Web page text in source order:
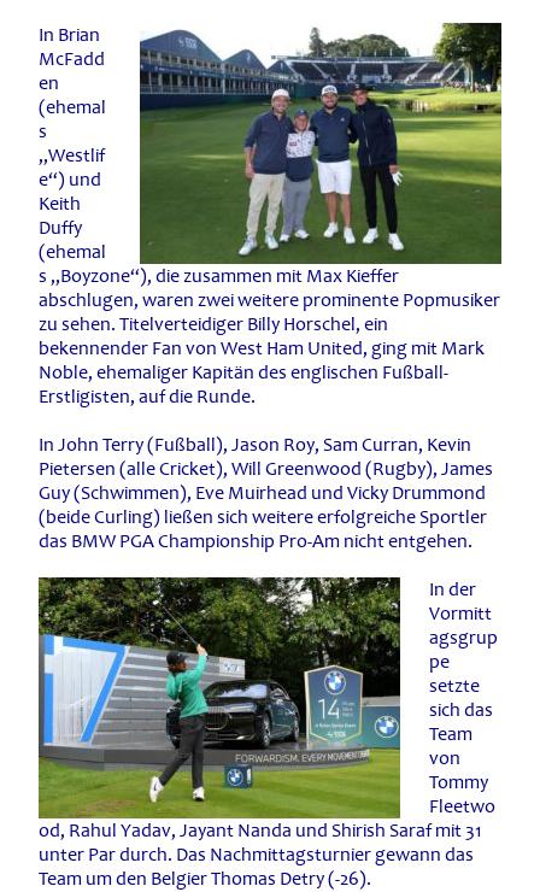
In Brian
McFadd
en
(ehemal
s
„Westlif
e“) und
Keith
Duffy
(ehemal
s „Boyzone“), die zusammen mit Max Kieffer
abschlugen, waren zwei weitere prominente Popmusiker
zu sehen. Titelverteidiger Billy Horschel, ein
bekennender Fan von West Ham United, ging mit Mark
Noble, ehemaliger Kapitän des englischen Fußball-
Erstligisten, auf die Runde.
In John Terry (Fußball), Jason Roy, Sam Curran, Kevin
Pietersen (alle Cricket), Will Greenwood (Rugby), James
Guy (Schwimmen), Eve Muirhead und Vicky Drummond
(beide Curling) ließen sich weitere erfolgreiche Sportler
das BMW PGA Championship Pro-Am nicht entgehen.
In der
Vormitt
agsgrup
pe
setzte
sich das
Team
von
Tommy
Fleetwo
od, Rahul Yadav, Jayant Nanda und Shirish Saraf mit 31
unter Par durch. Das Nachmittagsturnier gewann das
Team um den Belgier Thomas Detry (-26).